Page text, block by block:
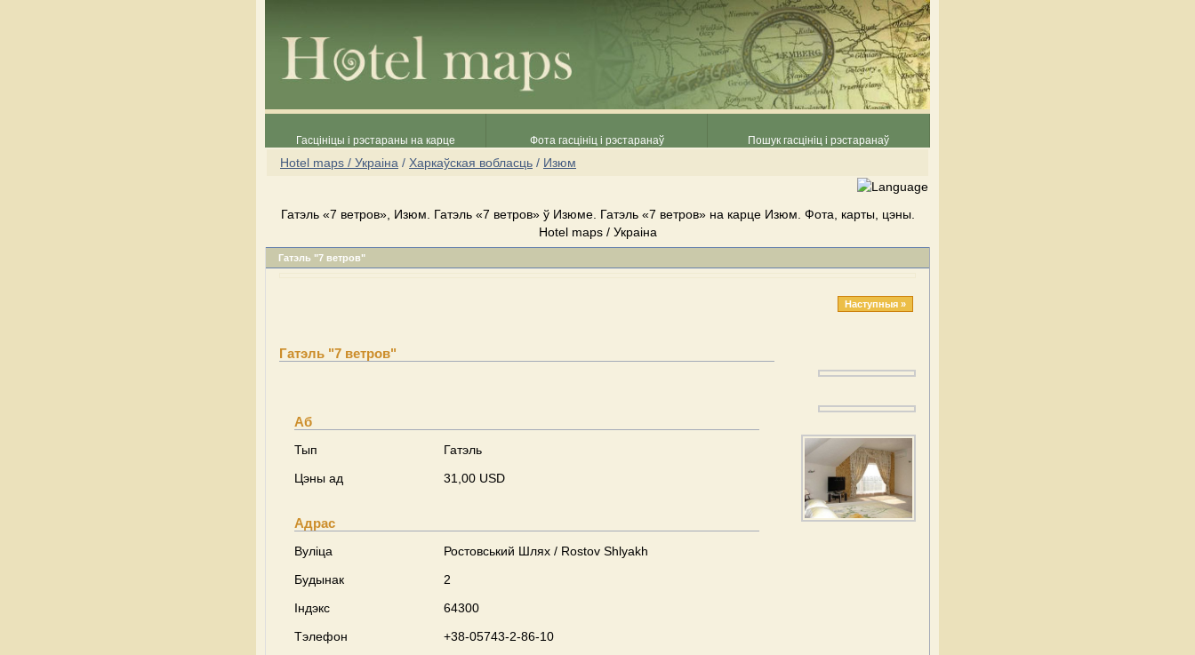
Гасцініцы і рэстараны на карце Фота гасцініц і рэстаранаў Пошук гасцініц і рэстаранаў
Hotel maps / Украіна / Харкаўская вобласць / Изюм
Гатэль «7 ветров», Изюм. Гатэль «7 ветров» ў Изюме. Гатэль «7 ветров» на карце Изюм. Фота, карты, цэны.
Hotel maps / Украіна
Гатэль "7 ветров"
Наступныя »
Гатэль "7 ветров"
Аб
Тып
Гатэль
Цэны ад
31,00 USD
Адрас
Вуліца
Ростовський Шлях / Rostov Shlyakh
Будынак
2
Індэкс
64300
Тэлефон
+38-05743-2-86-10